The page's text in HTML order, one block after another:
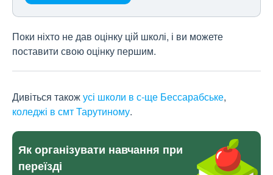
Поки ніхто не дав оцінку цій школі, і ви можете
поставити свою оцінку першим.
Дивіться такожусі школи в с-ще Бессарабське,
коледжі в смт Тарутиному.
Як організувати навчання при
переїзді